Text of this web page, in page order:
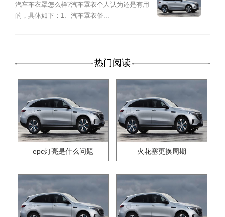
汽车车衣罩怎么样?汽车罩衣个人认为还是有用
的，具体如下：1、汽车罩衣俗...
热门阅读
epc灯亮是什么问题 火花塞更换周期